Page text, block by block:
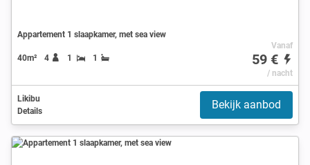
Appartement 1 slaapkamer, met sea view
40m² 4 1 1
Vanaf
59 €
/ nacht
Likibu
Details
Bekijk aanbod